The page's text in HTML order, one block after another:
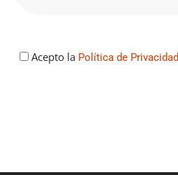
Acepto la Política de Privacidad